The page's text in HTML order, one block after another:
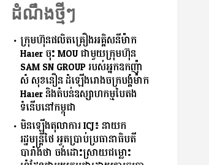
ដំណឹងថ្មីៗ
ក្រុមហ៊ុនផលិតគ្រឿងអគ្គិសនីម៉ាក
Haier ចុះ MOU ជាមួយក្រុមហ៊ុន
SAM SN GROUP របស់អ្នកឧកញ៉ា
សំ សុខនឿន ដំឡើងរោងចក្របង្គំម៉ាក
Haier និងតំបន់ឧស្សាហកម្មបៃតង
ទំនើបនៅកម្ពុជា
មិនឡើងតុលាការ ICJ៖ នាយក
រដ្ឋមន្រ្តីថៃ អួតប្រាប់ប្រធានាធិបតី
បារាំងថា ចង់ដោះស្រាយជម្លោះ